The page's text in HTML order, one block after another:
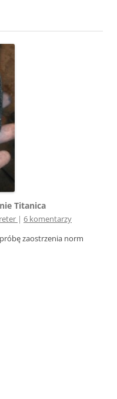
Titanica
| 6 komentarzy
zaostrzenia norm